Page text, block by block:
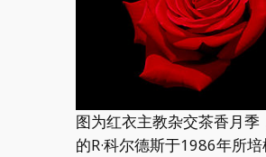
图为红衣主教杂交茶香月季
的R·科尔德斯于1986年所培